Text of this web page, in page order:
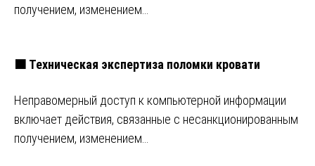
получением, изменением…
🟧 Техническая экспертиза поломки кровати
Неправомерный доступ к компьютерной информации
включает действия, связанные с несанкционированным
получением, изменением…